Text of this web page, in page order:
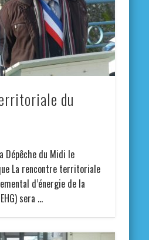
du
Dépêche du Midi le
La rencontre territoriale
d’énergie de la
sera …